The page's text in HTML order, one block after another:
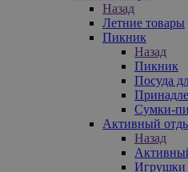
Назад
Летние товары
Пикник
Назад
Пикник
Посуда
Сумки-
Активный
Назад
Игрушки